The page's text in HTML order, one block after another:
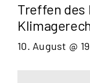
Treffen des
10. August @